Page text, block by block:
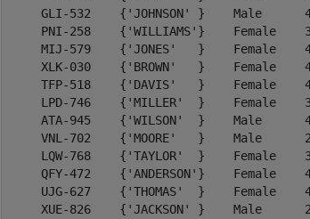
GLI-532    {'JOHNSON' }    Male
PNI-258    {'WILLIAMS'}    Female
MIJ-579    {'JONES'   }    Female
XLK-030    {'BROWN'   }    Female
TFP-518    {'DAVIS'   }    Female
LPD-746    {'MILLER'  }    Female
ATA-945    {'WILSON'  }    Male
VNL-702    {'MOORE'   }    Male
LQW-768    {'TAYLOR'  }    Female
QFY-472    {'ANDERSON'}    Female
UJG-627    {'THOMAS'  }    Female
XUE-826    {'JACKSON' }    Male